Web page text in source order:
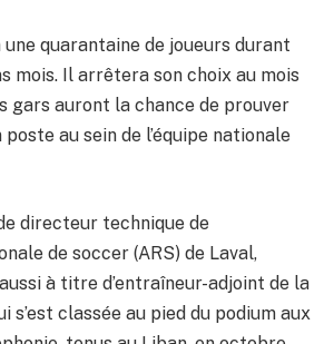
quarantaine de joueurs durant
mois. Il arrêtera son choix au mois
gars auront la chance de prouver
au sein de l’équipe nationale
directeur technique de
de soccer (ARS) de Laval,
à titre d’entraîneur-adjoint de la
s’est classée au pied du podium aux